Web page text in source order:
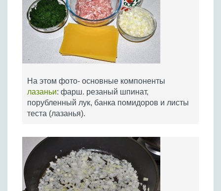
На этом фото- основные компоненты
лазаньи: фарш. резаный шпинат,
порубленный лук, банка помидоров и листы
теста (лазанья).